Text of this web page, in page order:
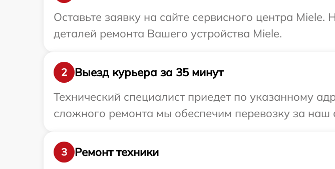
Оставьте заявку на сайте сервисного центра
деталей ремонта Вашего устройства Miele.
2
Выезд курьера за 35 минут
Технический специалист приедет по указанному
сложного ремонта мы обеспечим перевозку за наш
3
Ремонт техники